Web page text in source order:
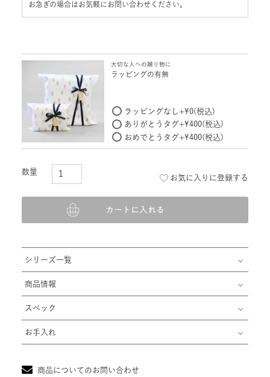
お急ぎの場合はお気軽にお問い合わせください。
大切な人への贈り物に
ラッピングの有無
ラッピングなし +¥0 税込
ありがとうタグ+¥400 税込
おめでとうタグ+¥400 税込
お気に入りに登録する
カートに入れる
シリーズ一覧
商品情報
スペック
お手入れ
商品についてのお問い合わせ